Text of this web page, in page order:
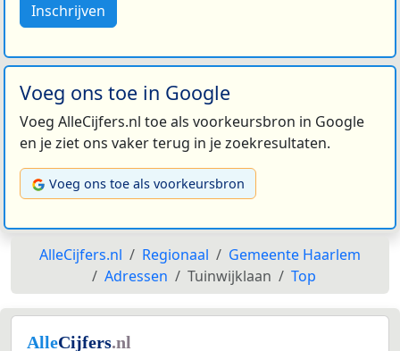
Inschrijven
Voeg ons toe in Google
Voeg AlleCijfers.nl toe als voorkeursbron in Google
en je ziet ons vaker terug in je zoekresultaten.
Voeg ons toe als voorkeursbron
AlleCijfers.nl Regionaal
Gemeente Haarlem
Adressen
Tuinwijklaan Top